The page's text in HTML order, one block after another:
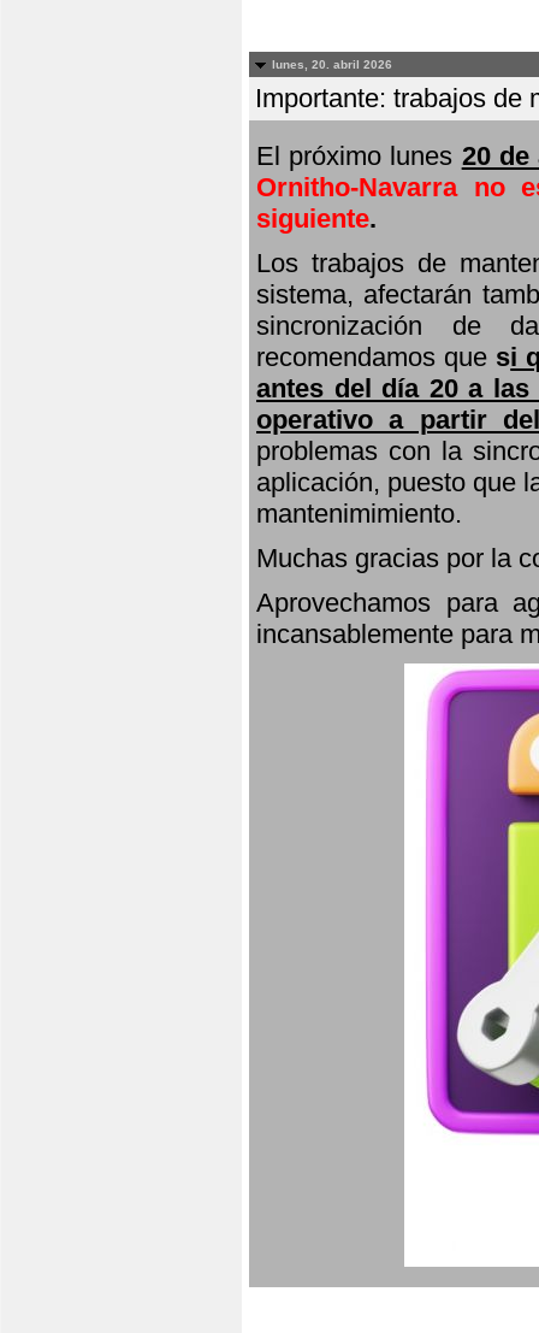
lunes, 20. abril 2026
Importante: trabajos de
El próximo lunes 20
Ornitho-Navarra no
siguiente.
Los trabajos de
sistema, afectarán
sincronización de
recomendamos que si
antes del día 20 a
operativo a partir
problemas con la
aplicación, puesto que
mantenimimiento.
Muchas gracias por la
Aprovechamos para
incansablemente para